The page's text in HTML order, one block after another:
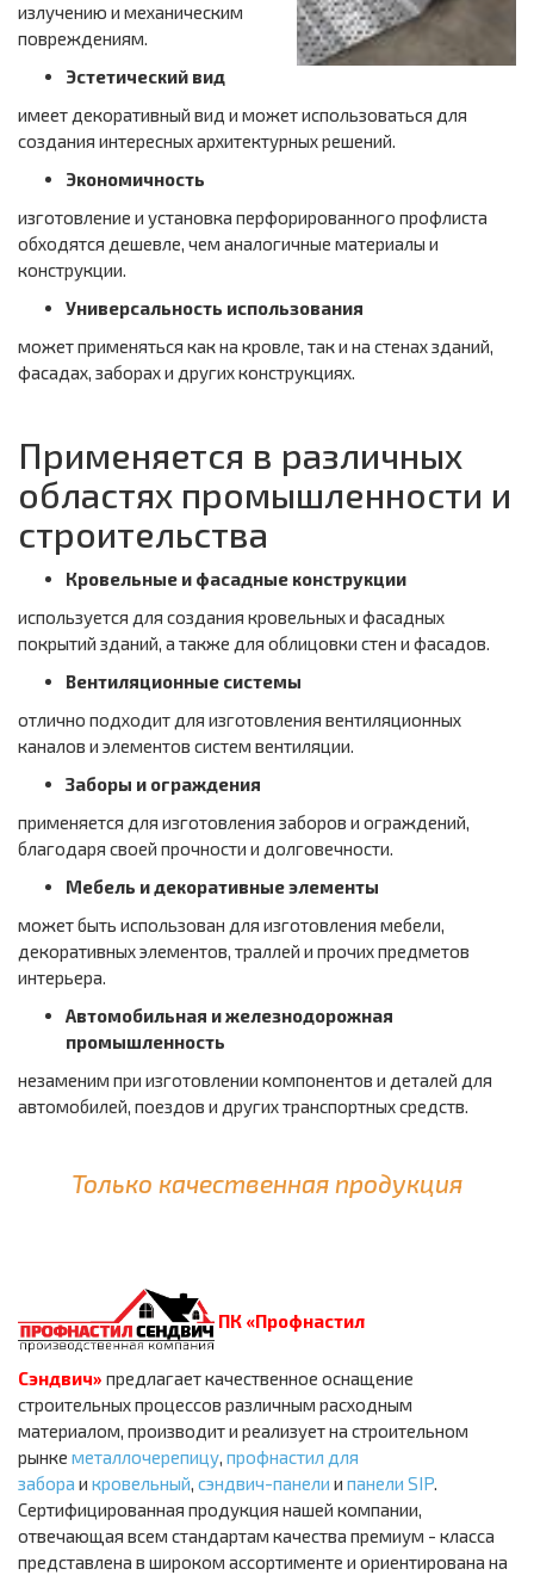
излучению и механическим
повреждениям.
Эстетический вид
имеет декоративный вид и может использоваться для
создания интересных архитектурных решений.
Экономичность
изготовление и установка перфорированного профлиста
обходятся дешевле, чем аналогичные материалы и
конструкции.
Универсальность использования
может применяться как на кровле, так и на стенах зданий,
фасадах, заборах и других конструкциях.
Применяется в различных
областях промышленности и
строительства
Кровельные и фасадные конструкции
используется для создания кровельных и фасадных
покрытий зданий, а также для облицовки стен и фасадов.
Вентиляционные системы
отлично подходит для изготовления вентиляционных
каналов и элементов систем вентиляции.
Заборы и ограждения
применяется для изготовления заборов и ограждений,
благодаря своей прочности и долговечности.
Мебель и декоративные элементы
может быть использован для изготовления мебели,
декоративных элементов, траллей и прочих предметов
интерьера.
Автомобильная и железнодорожная
промышленность
незаменим при изготовлении компонентов и деталей для
автомобилей, поездов и других транспортных средств.
Только качественная продукция
ПК «Профнастил
Сэндвич» предлагает качественное оснащение
строительных процессов различным расходным
материалом, производит и реализует на строительном
рынке металлочерепицу, профнастил для
забора и кровельный, сэндвич-панели и панели SIP.
Сертифицированная продукция нашей компании,
отвечающая всем стандартам качества премиум - класса
представлена в широком ассортименте и ориентирована на